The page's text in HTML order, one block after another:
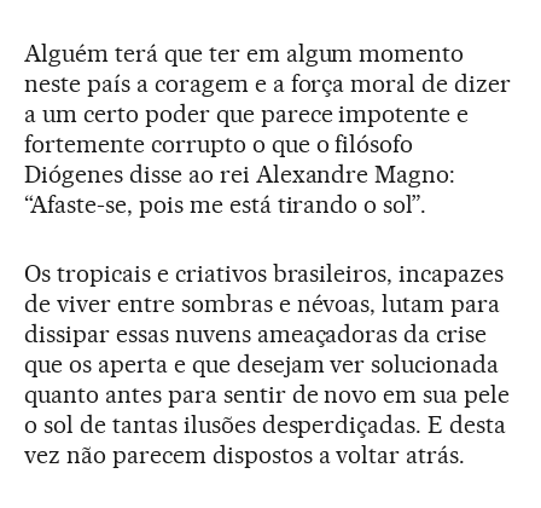
Alguém terá que ter em algum momento
neste país a coragem e a força moral de dizer
a um certo poder que parece impotente e
fortemente corrupto o que o filósofo
Diógenes disse ao rei Alexandre Magno:
“Afaste-se, pois me está tirando o sol”.
Os tropicais e criativos brasileiros, incapazes
de viver entre sombras e névoas, lutam para
dissipar essas nuvens ameaçadoras da crise
que os aperta e que desejam ver solucionada
quanto antes para sentir de novo em sua pele
o sol de tantas ilusões desperdiçadas. E desta
vez não parecem dispostos a voltar atrás.